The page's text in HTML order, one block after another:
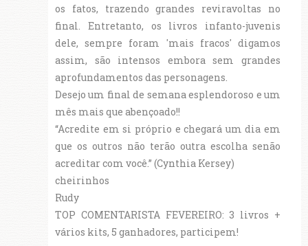
os fatos, trazendo grandes reviravoltas no
final. Entretanto, os livros infanto-juvenis
dele, sempre foram 'mais fracos' digamos
assim, são intensos embora sem grandes
aprofundamentos das personagens.
Desejo um final de semana esplendoroso e um
mês mais que abençoado!!
“Acredite em si próprio e chegará um dia em
que os outros não terão outra escolha senão
acreditar com você.” (Cynthia Kersey)
cheirinhos
Rudy
TOP COMENTARISTA FEVEREIRO: 3 livros +
vários kits, 5 ganhadores, participem!